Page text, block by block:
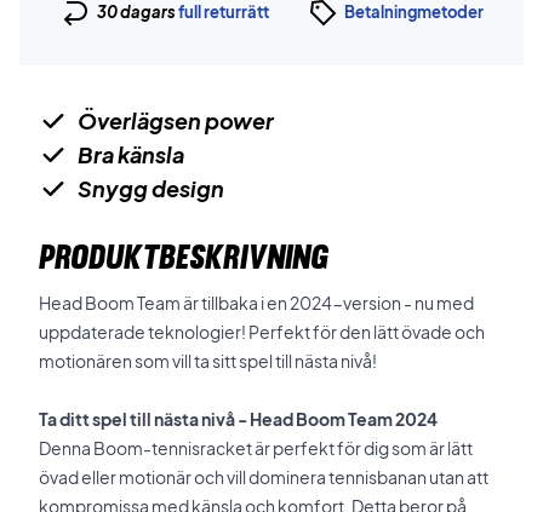
30 dagarsfull returrätt Betalningmetoder
Överlägsen power
Bra känsla
Snygg design
PRODUKTBESKRIVNING
Head Boom Team är tillbaka i en 2024-version - nu med
uppdaterade teknologier! Perfekt för den lätt övade och
motionären som vill ta sitt spel till nästa nivå!
Ta ditt spel till nästa nivå - Head Boom Team 2024
Denna Boom-tennisracket är perfekt för dig som är lätt
övad eller motionär och vill dominera tennisbanan utan att
kompromissa med känsla och komfort. Detta beror på